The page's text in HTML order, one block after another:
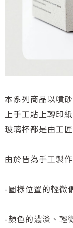
本系列商品以噴
上手工貼上轉印
玻璃杯都是由工
由於皆為手工製
-圖樣位置的輕微
-顏色的濃淡、輕